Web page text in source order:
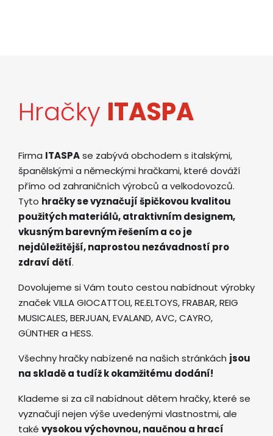
Hračky ITASPA
Firma ITASPAse zabývá obchodem s italskými,
španělskými a německými hračkami, které dováží
přímo od zahraničních výrobců a velkodovozců.
Tyto hračky se vyznačují špičkovou kvalitou
použitých materiálů, atraktivním designem,
vkusným barevným řešením a co je
nejdůležitější, naprostou nezávadností pro
zdraví dětí.
Dovolujeme si Vám touto cestou nabídnout výrobky
značek VILLA GIOCATTOLI, RE.ELTOYS, FRABAR, REIG
MUSICALES, BERJUAN, EVALAND, AVC, CAYRO,
GÜNTHER a HESS.
Všechny hračky nabízené na našich stránkách jsou
na skladě a tudíž k okamžitému dodání!
Klademe si za cíl nabídnout dětem hračky, které se
vyznačují nejen výše uvedenými vlastnostmi, ale
také vysokou výchovnou, naučnou a hrací